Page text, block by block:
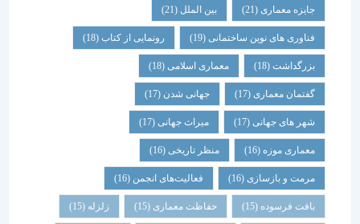
جایزه معماری (21) بین الملل(21)
فناوری های نوین ساختمانی(19) رونمایی از کتاب (18)
بزرگداشت (18) معماری اسلامی(18)
گفتمان معماری (17) جهانی شدن(17)
شهر های جهانی(17) میراث جهانی(17)
معماری موزه(16) منظر تاریخی (16)
مرمت و بازسازی(16) فعالیت‌های انجمن(16)
بافت فرسوده (15) حفاظت معماری (15) زلزله